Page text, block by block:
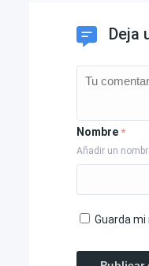
Deja
Nombre *
Añadir un
Guarda